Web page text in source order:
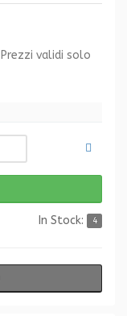
Prezzi validi solo
In Stock: 4